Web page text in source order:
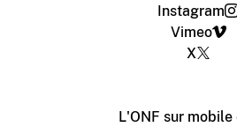
Instagram
Vimeo
X
L'ONF sur